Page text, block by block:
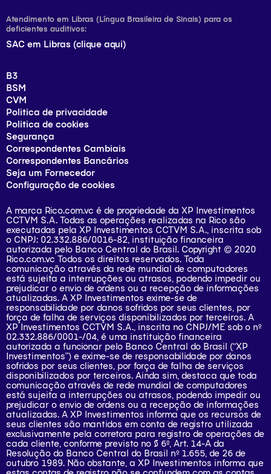
Atendimento em Libras (Língua Brasileira de Sinais) para os
deficientes auditivos:
SAC em Libras (clique aqui)
B3
BSM
CVM
Politica de privacidade
Politica de cookies
Segurança
Correspondentes Cambiais
Correspondentes Bancários
Seja um Fornecedor
Configuração de cookies
A marca Rico.com.vc é de propriedade da XP Investimentos
CCTVM S.A. Todas as operações realizadas na Rico são
executadas pela XP Investimentos CCTVM S.A., inscrita sob
o CNPJ: 02.332.886/0016-82, instituição financeira
autorizada pelo Banco Central do Brasil. Copyright © 2020
Rico.com.vc Todos os direitos reservados. Toda
comunicação através da rede mundial de computadores
está sujeita a interrupções ou atrasos, podendo impedir ou
prejudicar o envio de ordens ou a recepção de informações
atualizadas. A XP Investimentos exime-se de
responsabilidade por danos sofridos por seus clientes, por
força de falha de serviços disponibilizados por terceiros. A
XP Investimentos CCTVM S.A., inscrita no CNPJ/ME sob o nº
02.332.886/0001-/­04, é uma instituição financeira
autorizada a funcionar pelo Banco Central do Brasil (“XP
Investimentos”) e exime-se de responsabilidade por danos
sofridos por seus clientes, por força de falha de serviços
disponibilizados por terceiros. Ainda sim, destaca que toda
comunicação através de rede mundial de computadores
está sujeita a interrupções ou atrasos, podendo impedir ou
prejudicar o envio de ordens ou a recepção de informações
atualizadas. A XP Investimentos informa que os recursos de
seus clientes são mantidos em conta de registro utilizada
exclusivamente pela corretora para registro de operações de
cada cliente, conforme previsto no § 6º, Art. 14-A da
Resolução do Banco Central do Brasil nº 1.655, de 26 de
outubro 1989. Não obstante, a XP Investimentos informa que